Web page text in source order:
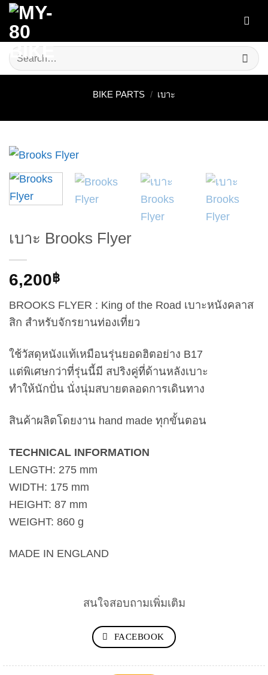
Skip
content
Search
for:
BIKE PARTS / เบาะ
เบาะ Brooks Flyer
6,200฿
BROOKS FLYER : King of the Road เบาะหนังคลาส
สิก สำหรับจักรยานท่องเที่ยว
ใช้วัสดุหนังแท้เหมือนรุ่นยอดฮิตอย่าง B17
แต่พิเศษกว่าที่รุ่นนี้มี สปริงคู่ที่ด้านหลังเบาะ
ทำให้นักปั่น นั่งนุ่มสบายตลอดการเดินทาง
สินค้าผลิตโดยงาน hand made ทุกขั้นตอน
TECHNICAL INFORMATION
LENGTH: 275 mm
WIDTH: 175 mm
HEIGHT: 87 mm
WEIGHT: 860 g
MADE IN ENGLAND
สนใจสอบถามเพิ่มเติม
FACEBOOK